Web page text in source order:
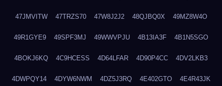
47JMVITW 47TRZS70 47W8J2J2 48QJBQ0X 49MZ8W4O
49R1GYE9 49SPF3MJ 49WWVPJU 4B13IA3F 4B1N5SGO
4BOKJ6KQ 4C9HCESS 4D64LFAR 4D90P4CC 4DV2LKB3
4DWPQY14 4DYW6NWM 4DZ5J3RQ 4E402GTO 4E4R43JK